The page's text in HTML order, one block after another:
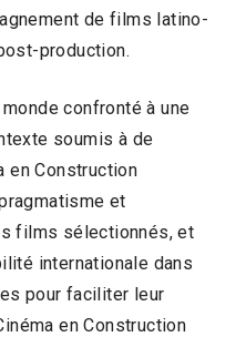
de films latino-
production.
confronté à une
soumis à de
en Construction
et
films sélectionnés, et
internationale dans
pour faciliter leur
en Construction